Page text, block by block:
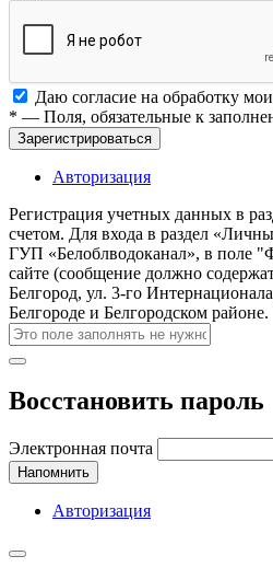
Даю согласие на обработку
* — Поля, обязательные к
Зарегистрироваться
Авторизация
Регистрация учетных данных в
счетом. Для входа в раздел
ГУП «Белоблводоканал», в поле
сайте (сообщение должно
Белгород, ул. 3-го
Белгороде и Белгородском районе.
Восстановить пароль
Электронная почта
Напомнить
Авторизация